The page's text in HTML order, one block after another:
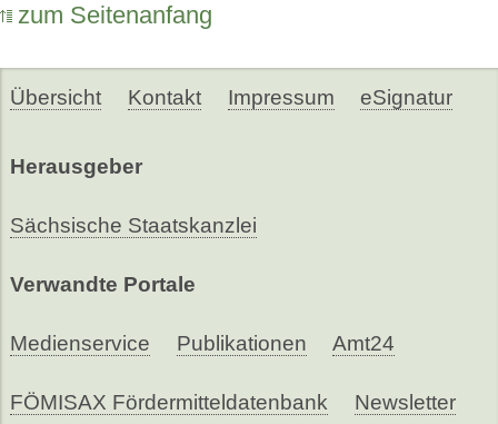
zum Seitenanfang
Übersicht Kontakt Impressum eSignatur
Herausgeber
Sächsische Staatskanzlei
Verwandte Portale
Medienservice Publikationen Amt24
FÖMISAX Fördermitteldatenbank Newsletter